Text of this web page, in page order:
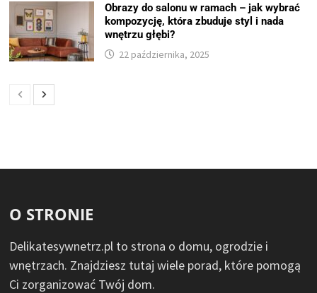
Obrazy do salonu w ramach – jak wybrać
kompozycję, która zbuduje styl i nada
wnętrzu głębi?
22 października, 2025
O STRONIE
Delikatesywnetrz.pl to strona o domu, ogrodzie i
wnętrzach. Znajdziesz tutaj wiele porad, które pomogą
Ci zorganizować Twój dom.